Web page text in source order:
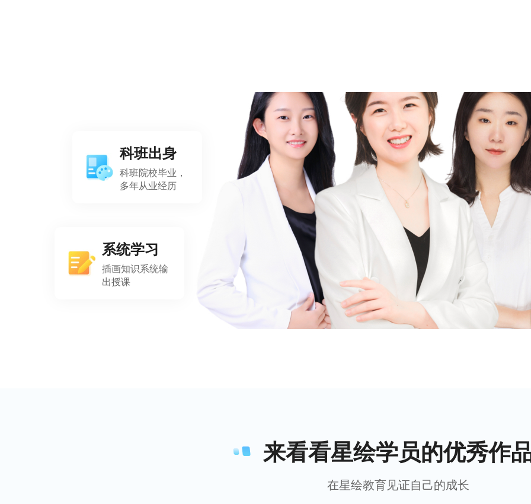
科班出身
科班院校毕业，
多年从业经历
系统学习
插画知识系统输
出授课
来看看星绘学员的优秀作
在星绘教育见证自己的成长